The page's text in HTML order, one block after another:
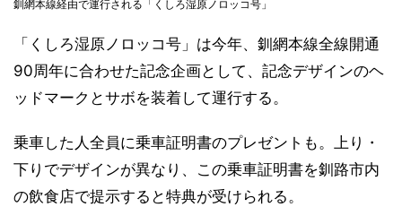
釧網本線経由で運行される「くしろ湿原ノロッコ号」
「くしろ湿原ノロッコ号」は今年、釧網本線全線開通
90周年に合わせた記念企画として、記念デザインのヘ
ッドマークとサボを装着して運行する。
乗車した人全員に乗車証明書のプレゼントも。上り・
下りでデザインが異なり、この乗車証明書を釧路市内
の飲食店で提示すると特典が受けられる。